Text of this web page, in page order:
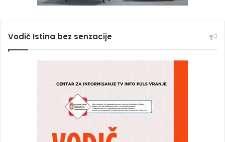
Vodič Istina bez senzacije